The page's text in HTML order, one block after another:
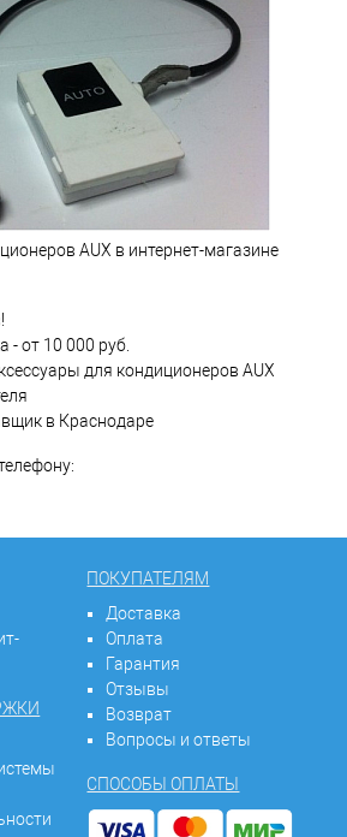
AUX в интернет-магазине
- от 10 000 руб.
для кондиционеров AUX
в Краснодаре
ПОКУПАТЕЛЯМ
Доставка
Оплата
Гарантия
Отзывы
Возврат
Вопросы и ответы
СПОСОБЫ ОПЛАТЫ